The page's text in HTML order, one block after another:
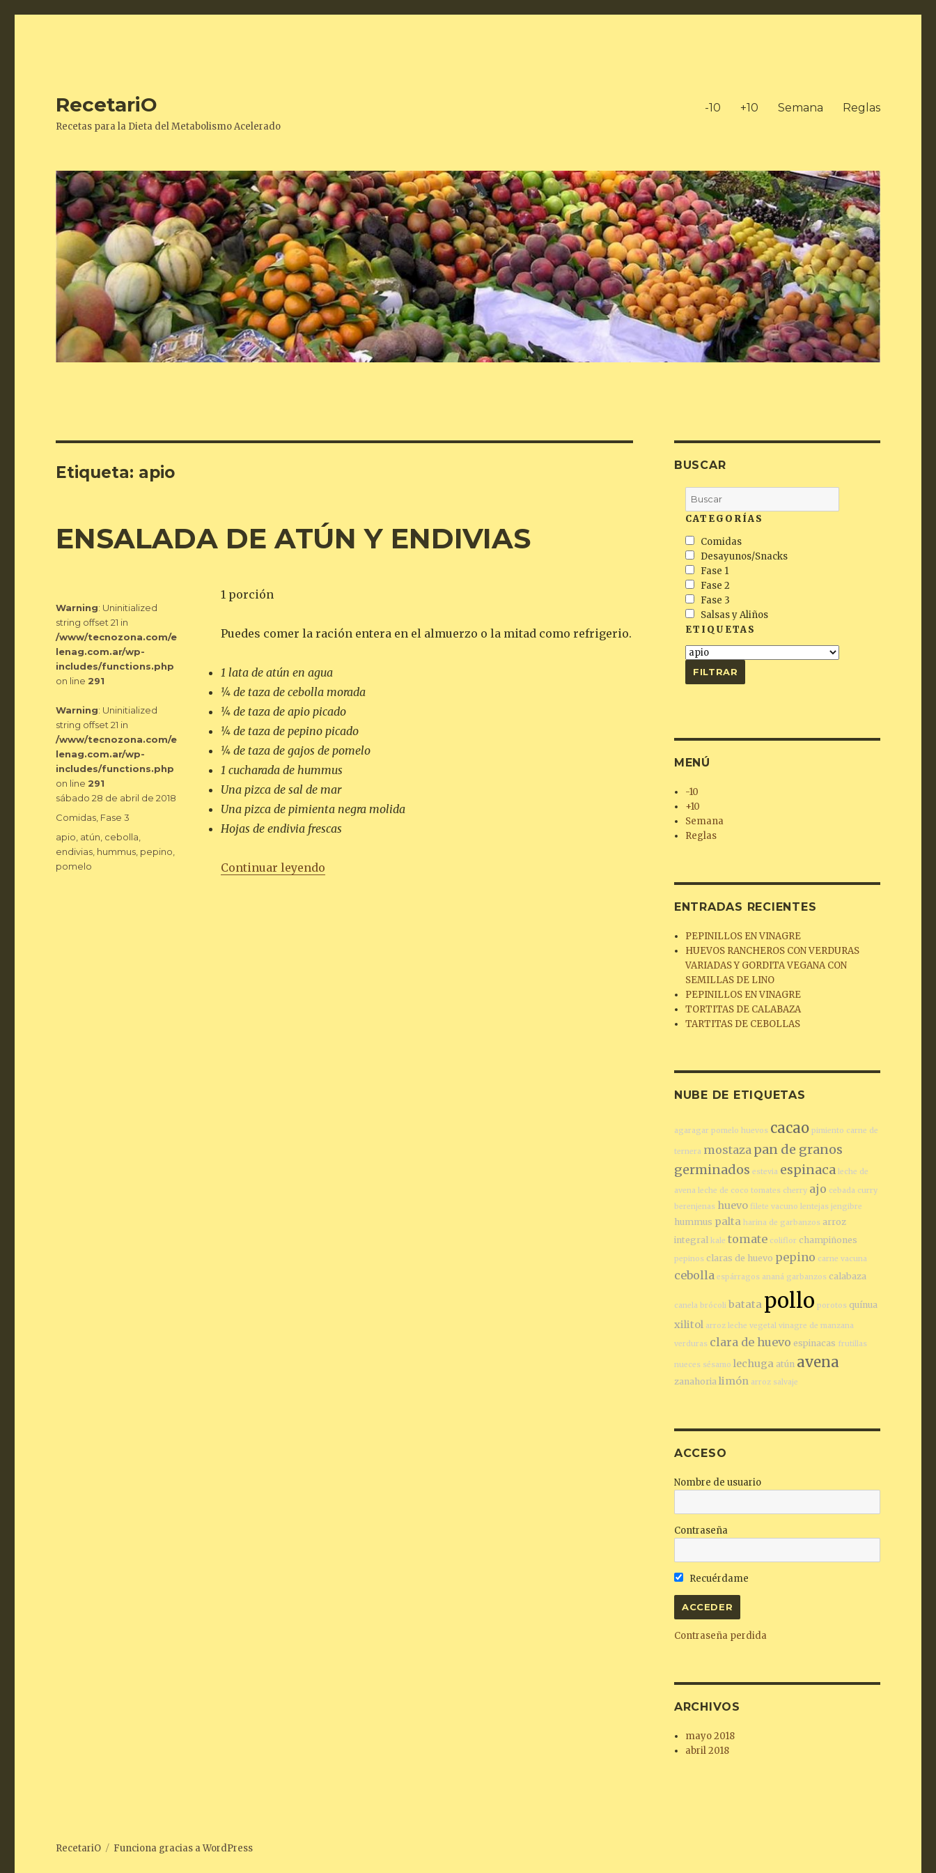
RecetariO
Recetas para la Dieta del Metabolismo Acelerado
-10 +10 Semana Reglas
Etiqueta: apio
ENSALADA DE ATÚN Y ENDIVIAS
1 porción
Puedes comer la ración entera en el almuerzo o la mitad como refrigerio.
1 lata de atún en agua
¼ de taza de cebolla morada
¼ de taza de apio picado
¼ de taza de pepino picado
¼ de taza de gajos de pomelo
1 cucharada de hummus
Una pizca de sal de mar
Una pizca de pimienta negra molida
Hojas de endivia frescas
Continuar leyendo«ENSALADA DE ATÚN Y ENDIVIAS»
Warning: Uninitialized
string offset 21 in
/www/tecnozona.com/e
lenag.com.ar/wp-
includes/functions.php
on line 291
Warning: Uninitialized
string offset 21 in
/www/tecnozona.com/e
lenag.com.ar/wp-
includes/functions.php
on line 291
Publicado
sábado 28 de abril de 2018
Categorías
Comidas Fase 3
Etiquetas
apio atún cebolla
endivias hummus pepino
pomelo
BUSCAR
CATEGORÍAS
Comidas
Desayunos/Snacks
Fase 1
Fase 2
Fase 3
Salsas y Aliños
ETIQUETAS
MENÚ
-10
+10
Semana
Reglas
ENTRADAS RECIENTES
PEPINILLOS EN VINAGRE
HUEVOS RANCHEROS CON VERDURAS
VARIADAS Y GORDITA VEGANA CON
SEMILLAS DE LINO
PEPINILLOS EN VINAGRE
TORTITAS DE CALABAZA
TARTITAS DE CEBOLLAS
NUBE DE ETIQUETAS
agaragar pomelo huevos cacao pimiento carne de
ternera mostaza pan de granos
germinados estevia espinaca leche de
avena leche de coco tomates cherry ajo cebada curry
berenjenas huevo filete vacuno lentejas jengibre
hummus palta harina de garbanzos arroz
integral kale tomate coliflor champiñones
pepinos claras de huevo pepino carne vacuna
cebolla espárragos ananá garbanzos calabaza
canela brócoli batata pollo porotos quínua
xilitol arroz leche vegetal vinagre de manzana
verduras clara de huevo espinacas frutillas
nueces sésamo lechuga atún avena
zanahoria limón arroz salvaje
ACCESO
Nombre de usuario
Contraseña
Recuérdame
Contraseña perdida
ARCHIVOS
mayo 2018
abril 2018
RecetariO Funciona gracias a WordPress